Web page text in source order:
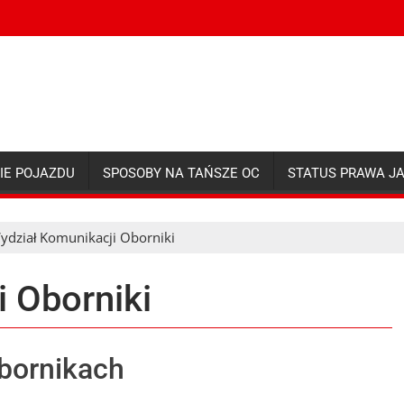
POJAZDU SPOSOBY NA TAŃSZE OC STATUS PRAWA
Komunikacji Oborniki
Oborniki